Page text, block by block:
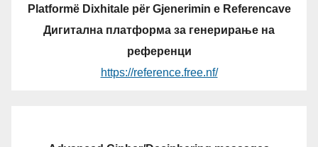
Platformë Dixhitale për Gjenerimin e Referencave
Дигитална платформа за генерирање на
референци
https://reference.free.nf/